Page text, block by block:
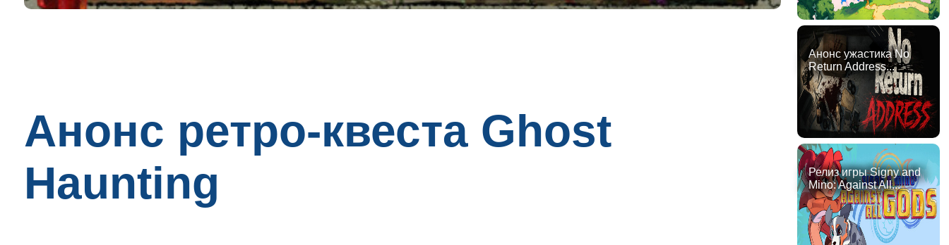
Анонс ретро-квеста Ghost
Haunting
Анонс ужастика No
Return Address...
Релиз игры Signy and
Mino: Against All...